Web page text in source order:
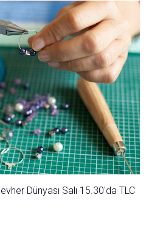
Dünyası Salı 15.30'da TLC